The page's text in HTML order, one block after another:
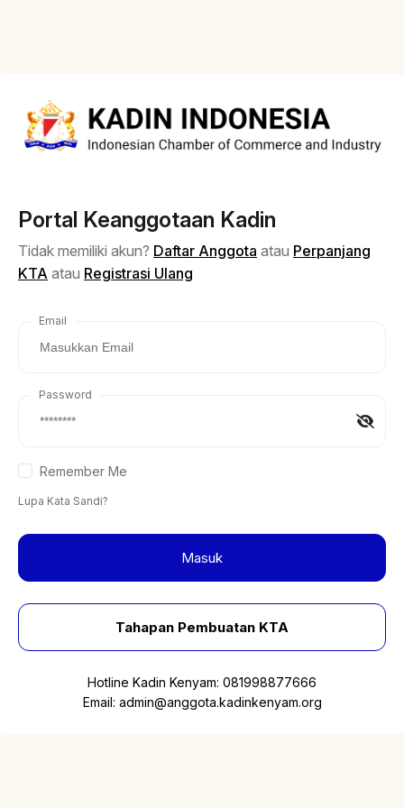
Portal Keanggotaan Kadin
Tidak memiliki akun? Daftar Anggota atau Perpanjang
KTA atau Registrasi Ulang
Email
Password
Remember Me
Lupa Kata Sandi?
Masuk
Tahapan Pembuatan KTA
Hotline Kadin Kenyam: 081998877666
Email: admin@anggota.kadinkenyam.org